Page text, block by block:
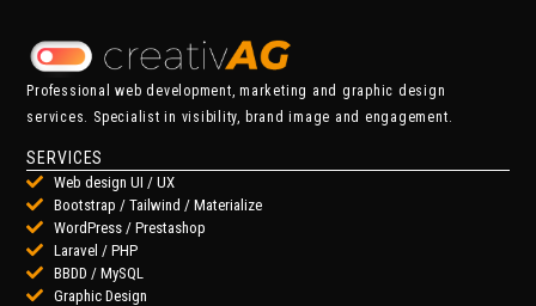
Professional web development, marketing and graphic design
services. Specialist in visibility, brand image and engagement.
SERVICES
Web design UI / UX
Bootstrap / Tailwind / Materialize
WordPress / Prestashop
Laravel / PHP
BBDD / MySQL
Graphic Design